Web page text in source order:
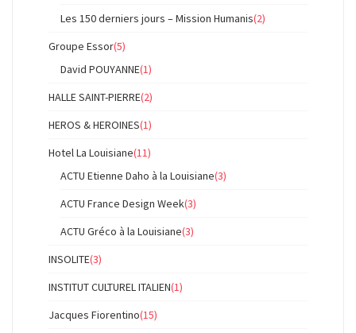
Les 150 derniers jours – Mission Humanis(2)
Groupe Essor(5)
David POUYANNE(1)
HALLE SAINT-PIERRE(2)
HEROS & HEROINES(1)
Hotel La Louisiane(11)
ACTU Etienne Daho à la Louisiane(3)
ACTU France Design Week(3)
ACTU Gréco à la Louisiane(3)
INSOLITE(3)
INSTITUT CULTUREL ITALIEN(1)
Jacques Fiorentino(15)